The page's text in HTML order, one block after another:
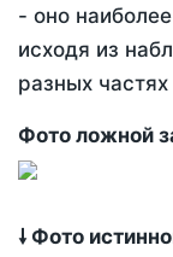
- оно
исходя из
разных
Фото ложной
🠗 Фото